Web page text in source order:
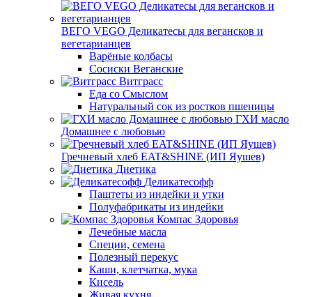
ВЕГО VEGO Деликатесы для вегансков и
вегетарианцев
Варёные колбасы
Сосиски Веганские
Витграсс
Еда со Смыслом
Натуральный сок из ростков пшеницы
ГХИ масло
Домашнее с любовью
Гречневый хлеб EAT&SHINE (ИП Яушев)
Диетика
Деликатесофф
Паштеты из индейки и утки
Полуфабрикаты из индейки
Компас Здоровья
Лечебные масла
Специи, семена
Полезный перекус
Каши, клетчатка, мука
Кисель
Живая кухня